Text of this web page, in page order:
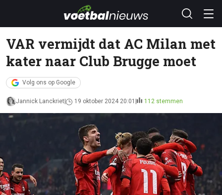
VAR vermijdt dat AC Milan met
kater naar Club Brugge moet
Volg ons op Google
Jannick Lanckriet 19 oktober 2024 20:01 112 stemmen